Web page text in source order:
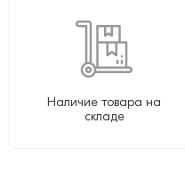
Наличие товара на
складе